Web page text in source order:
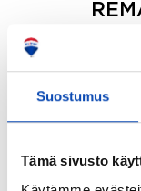
Suostumus
Tämä sivusto
ostajille.
Tee